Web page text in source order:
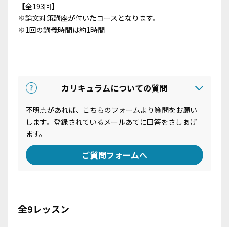
【全193回】
※論文対策講座が付いたコースとなります。
※1回の講義時間は約1時間
全9レッスン
カリキュラムについての質問
不明点があれば、こちらのフォームより質問をお願い
します。登録されているメールあてに回答をさしあげ
ます。
ご質問フォームへ